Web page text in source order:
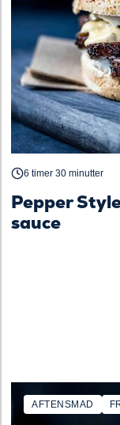
6 timer 30 minutter
Pepper
sauce
AFTENSMAD